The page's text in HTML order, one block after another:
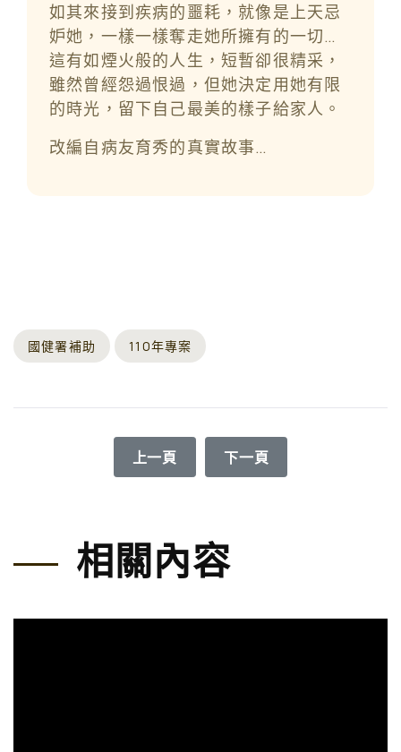
如其來接到疾病的噩耗，就像是上天忌
妒她，一樣一樣奪走她所擁有的一切…
這有如煙火般的人生，短暫卻很精采，
雖然曾經怨過恨過，但她決定用她有限
的時光，留下自己最美的樣子給家人。
改編自病友育秀的真實故事…
國健署補助 110年專案
上一篇文章: 二十週年紀念影片
上一頁 下一篇文章: 小腦萎縮【
下一頁
相關內容